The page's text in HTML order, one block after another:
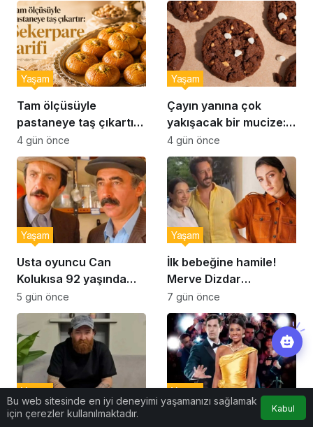
Tam ölçüsüyle
pastaneye taş çıkartır:
Şekerpare tarifi
Yaşam
4 gün önce
Çayın yanına çok
yakışacak bir mucize:
Brownie tadında ıslak
kurabiye tarifi…
Yaşam
4 gün önce
Usta oyuncu Can
Kolukısa 92 yaşında
hayatını kaybetti
Yaşam
5 gün önce
İlk bebeğine hamile!
Merve Dizdar
sessizliğini bozdu: ‘İsim
bulmak çok zor’
Yaşam
7 gün önce
MasterChef şampiyonu
Yaşam
Yaşam
Bu web sitesinde en iyi deneyimi yaşamanızı sağlamak
için çerezler kullanılmaktadır.
Kabul